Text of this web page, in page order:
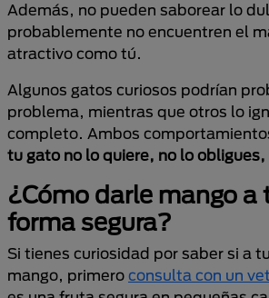
Además, no pueden saborear lo
probablemente no encuentren el
atractivo como tú.
Algunos gatos curiosos podrían
problema, mientras que otros lo
completo. Ambos
tu gato no lo quiere, no lo
¿Cómo darle mango a
forma segura?
Si tienes curiosidad por saber si a
mango, primero consulta con un